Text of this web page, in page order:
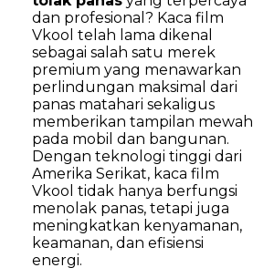
dan profesional? Kaca film
Vkool telah lama dikenal
sebagai salah satu merek
premium yang menawarkan
perlindungan maksimal dari
panas matahari sekaligus
memberikan tampilan mewah
pada mobil dan bangunan.
Dengan teknologi tinggi dari
Amerika Serikat, kaca film
Vkool tidak hanya berfungsi
menolak panas, tetapi juga
meningkatkan kenyamanan,
keamanan, dan efisiensi
energi.